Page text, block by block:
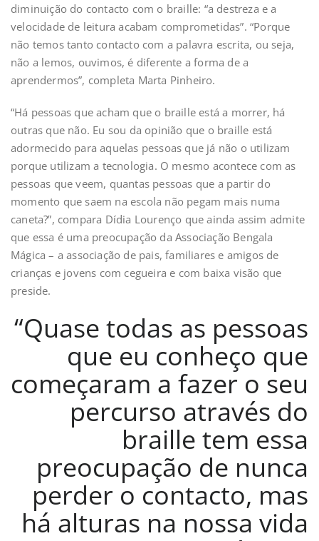
diminuição do contacto com o braille: “a destreza e a
velocidade de leitura acabam comprometidas”. “Porque
não temos tanto contacto com a palavra escrita, ou seja,
não a lemos, ouvimos, é diferente a forma de a
aprendermos”, completa Marta Pinheiro.
“Há pessoas que acham que o braille está a morrer, há
outras que não. Eu sou da opinião que o braille está
adormecido para aquelas pessoas que já não o utilizam
porque utilizam a tecnologia. O mesmo acontece com as
pessoas que veem, quantas pessoas que a partir do
momento que saem na escola não pegam mais numa
caneta?”, compara Dídia Lourenço que ainda assim admite
que essa é uma preocupação da Associação Bengala
Mágica – a associação de pais, familiares e amigos de
crianças e jovens com cegueira e com baixa visão que
preside.
“Quase todas as pessoas
que eu conheço que
começaram a fazer o seu
percurso através do
braille tem essa
preocupação de nunca
perder o contacto, mas
há alturas na nossa vida